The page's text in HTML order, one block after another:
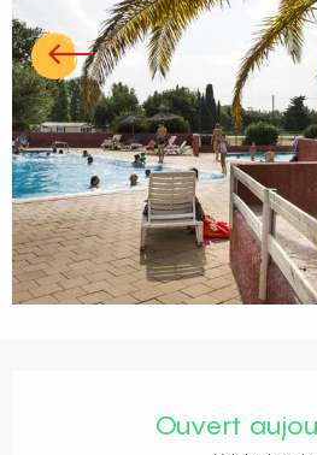
Ouvert